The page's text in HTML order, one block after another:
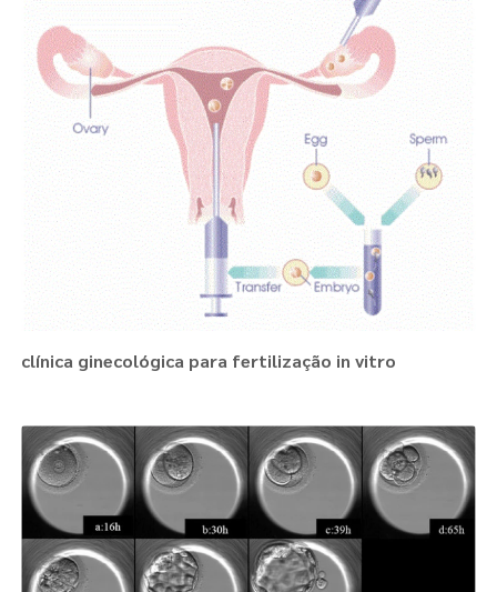
clínica ginecológica para fertilização in vitro